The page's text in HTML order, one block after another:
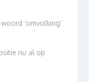
‘omvolking’
nu al op